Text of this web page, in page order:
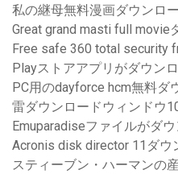
私の継母無料漫画ダウンロ
Great grand masti full movie
Free safe 360​​ total security
Playストアアプリがダウン
PC用のdayforce hcm無料ダ
雷ダウンロードウィンドウ
Emuparadiseファイルがダ
Acronis disk director 11ダウ
スティーブン・ハーマンの